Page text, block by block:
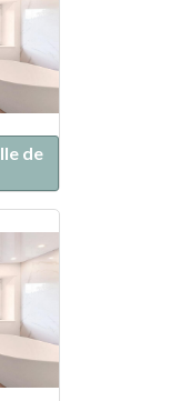
de